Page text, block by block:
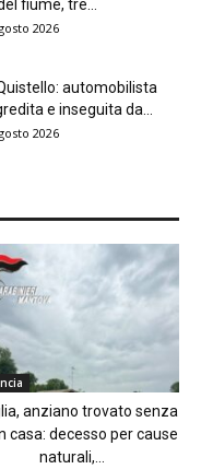
fiume, tre...
2026
automobilista
e inseguita da...
2026
anziano trovato senza
casa: decesso per cause
naturali,...